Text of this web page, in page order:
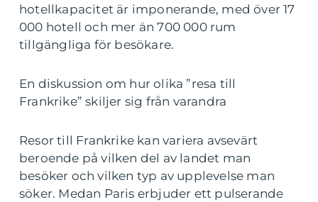
hotellkapacitet är imponerande, med över 17
000 hotell och mer än 700 000 rum
tillgängliga för besökare.
En diskussion om hur olika ”resa till
Frankrike” skiljer sig från varandra
Resor till Frankrike kan variera avsevärt
beroende på vilken del av landet man
besöker och vilken typ av upplevelse man
söker. Medan Paris erbjuder ett pulserande